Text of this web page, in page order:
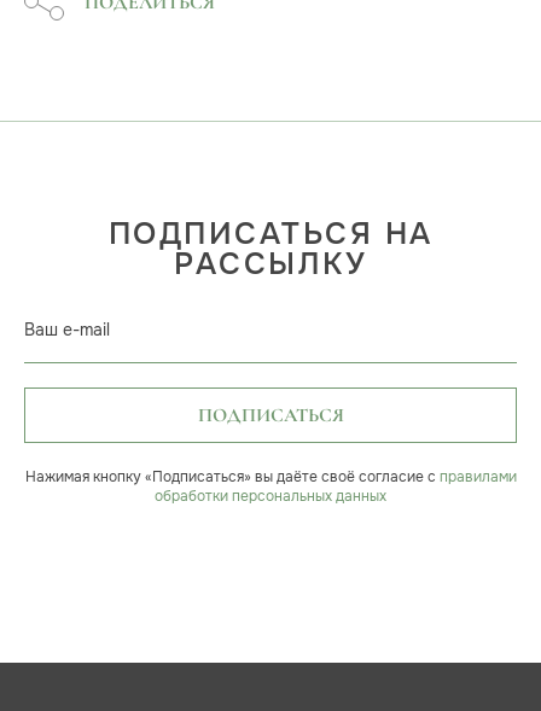
ПОДПИСАТЬСЯ НА
РАССЫЛКУ
Ваш e-mail
ПОДПИСАТЬСЯ
Нажимая кнопку «Подписаться» вы даёте своё согласие с правилами
обработки персональных данных